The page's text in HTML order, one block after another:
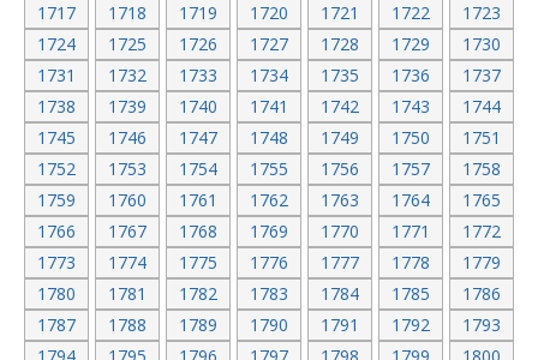
1717
1718 1719 1720 1721 1722
1723
1724
1725 1726 1727 1728 1729
1730
1731
1732 1733 1734 1735 1736
1737
1738
1739 1740 1741 1742 1743
1744
1745
1746 1747 1748 1749 1750
1751
1752
1753 1754 1755 1756 1757
1758
1759
1760 1761 1762 1763 1764
1765
1766
1767 1768 1769 1770 1771
1772
1773
1774 1775 1776 1777 1778
1779
1780
1781 1782 1783 1784 1785
1786
1787
1788 1789 1790 1791 1792
1793